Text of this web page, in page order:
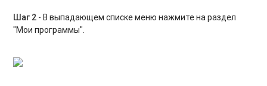
Шаг 2 - В выпадающем списке меню нажмите на раздел
"Мои программы".